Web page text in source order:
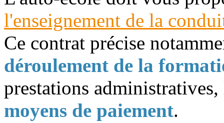
l'enseignement de la
Ce contrat précise
déroulement de la
prestations
moyens de paiement.